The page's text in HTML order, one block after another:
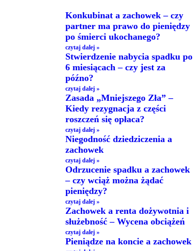
Konkubinat a zachowek – czy
partner ma prawo do pieniędzy
po śmierci ukochanego?
czytaj dalej »
Stwierdzenie nabycia spadku po
6 miesiącach – czy jest za
późno?
czytaj dalej »
Zasada „Mniejszego Zła” –
Kiedy rezygnacja z części
roszczeń się opłaca?
czytaj dalej »
Niegodność dziedziczenia a
zachowek
czytaj dalej »
Odrzucenie spadku a zachowek
– czy wciąż można żądać
pieniędzy?
czytaj dalej »
Zachowek a renta dożywotnia i
służebność – Wycena obciążeń
czytaj dalej »
Pieniądze na koncie a zachowek